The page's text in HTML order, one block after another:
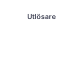
Utlösare